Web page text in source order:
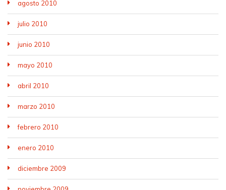
agosto 2010
julio 2010
junio 2010
mayo 2010
abril 2010
marzo 2010
febrero 2010
enero 2010
diciembre 2009